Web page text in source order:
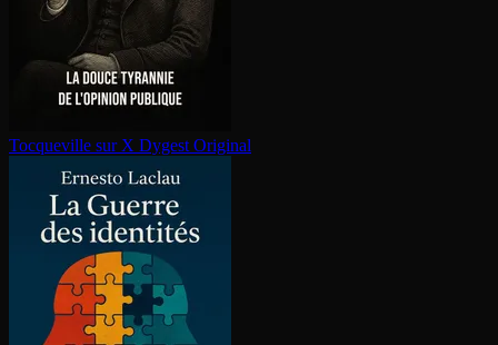
Tocqueville sur X Dygest Original